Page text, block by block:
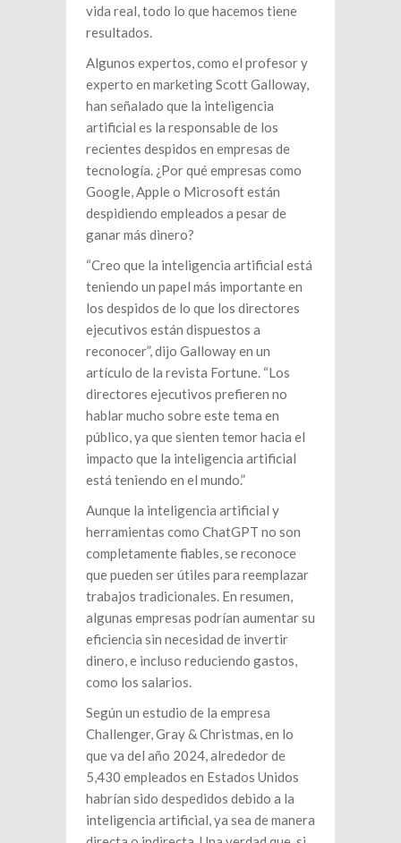
vida real, todo lo que hacemos tiene
resultados.
Algunos expertos, como el profesor y
experto en marketing Scott Galloway,
han señalado que la inteligencia
artificial es la responsable de los
recientes despidos en empresas de
tecnología. ¿Por qué empresas como
Google, Apple o Microsoft están
despidiendo empleados a pesar de
ganar más dinero?
“Creo que la inteligencia artificial está
teniendo un papel más importante en
los despidos de lo que los directores
ejecutivos están dispuestos a
reconocer”, dijo Galloway en un
artículo de la revista Fortune. “Los
directores ejecutivos prefieren no
hablar mucho sobre este tema en
público, ya que sienten temor hacia el
impacto que la inteligencia artificial
está teniendo en el mundo.”
Aunque la inteligencia artificial y
herramientas como ChatGPT no son
completamente fiables, se reconoce
que pueden ser útiles para reemplazar
trabajos tradicionales. En resumen,
algunas empresas podrían aumentar su
eficiencia sin necesidad de invertir
dinero, e incluso reduciendo gastos,
como los salarios.
Según un estudio de la empresa
Challenger, Gray & Christmas, en lo
que va del año 2024, alrededor de
5,430 empleados en Estados Unidos
habrían sido despedidos debido a la
inteligencia artificial, ya sea de manera